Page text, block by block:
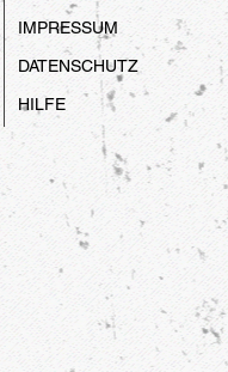
IMPRESSUM
DATENSCHUTZ
HILFE